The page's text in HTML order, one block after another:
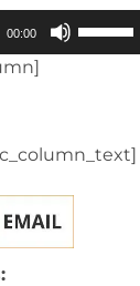
00:00
increase